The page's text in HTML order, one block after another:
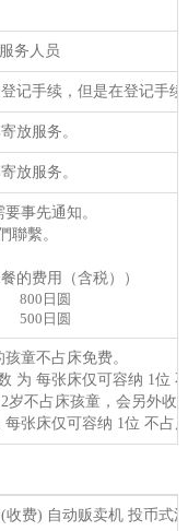
务人员
记手续，但是在登记手
放服务。
放服务。
事先通知。
聯繫。
的费用（含税））
800日圆
500日圆
童不占床免费。
为 每张床仅可容纳 1位
岁不占床孩童，会另外收
张床仅可容纳 1位 不占
收费) 自动贩卖机 投币式